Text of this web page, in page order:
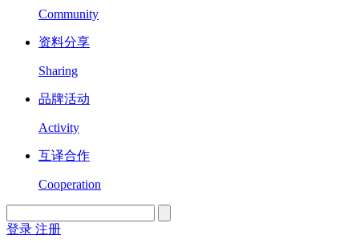
Community
资料分享
Sharing
品牌活动
Activity
互译合作
Cooperation
登录 注册